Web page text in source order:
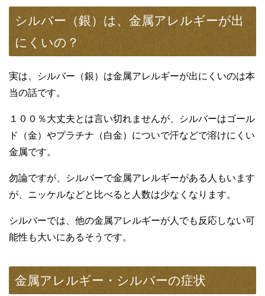
シルバー（銀）は、金属アレルギーが出
にくいの？
実は、シルバー（銀）は金属アレルギーが出にくいのは本
当の話です。
１００％大丈夫とは言い切れませんが、シルバーはゴール
ド（金）やプラチナ（白金）についで汗などで溶けにくい
金属です。
勿論ですが、シルバーで金属アレルギーがある人もいます
が、ニッケルなどと比べると人数は少なくなります。
シルバーでは、他の金属アレルギーが人でも反応しない可
能性も大いにあるそうです。
金属アレルギー・シルバーの症状